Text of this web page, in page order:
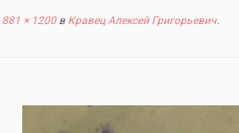
881 × 1200в Кравец Алексей Григорьевич.